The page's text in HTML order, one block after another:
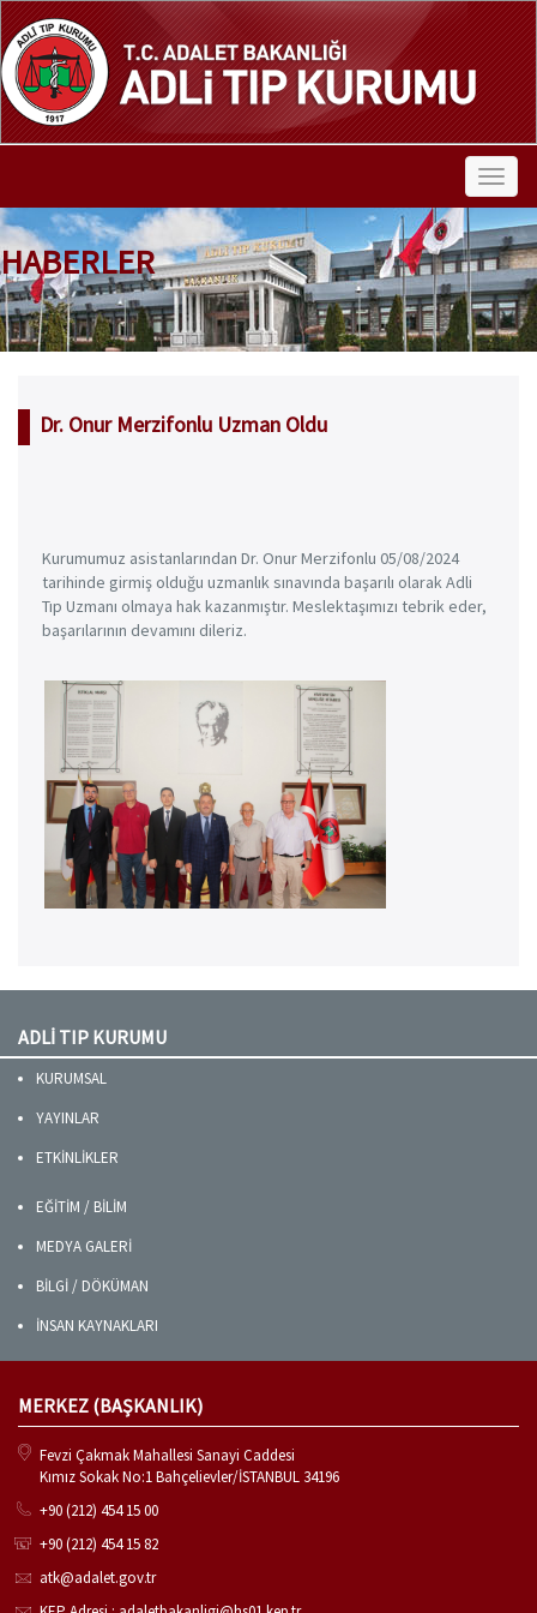
HABERLER
Dr. Onur Merzifonlu Uzman Oldu
Kurumumuz asistanlarından Dr. Onur Merzifonlu 05/08/2024
tarihinde girmiş olduğu uzmanlık sınavında başarılı olarak Adli
Tıp Uzmanı olmaya hak kazanmıştır. Meslektaşımızı tebrik eder,
başarılarının devamını dileriz.
ADLİ TIP KURUMU
KURUMSAL
YAYINLAR
ETKİNLİKLER
EĞİTİM / BİLİM
MEDYA GALERİ
BİLGİ / DÖKÜMAN
İNSAN KAYNAKLARI
MERKEZ (BAŞKANLIK)
Fevzi Çakmak Mahallesi Sanayi Caddesi
Kımız Sokak No:1 Bahçelievler/İSTANBUL 34196
+90 (212) 454 15 00
+90 (212) 454 15 82
atk@adalet.gov.tr